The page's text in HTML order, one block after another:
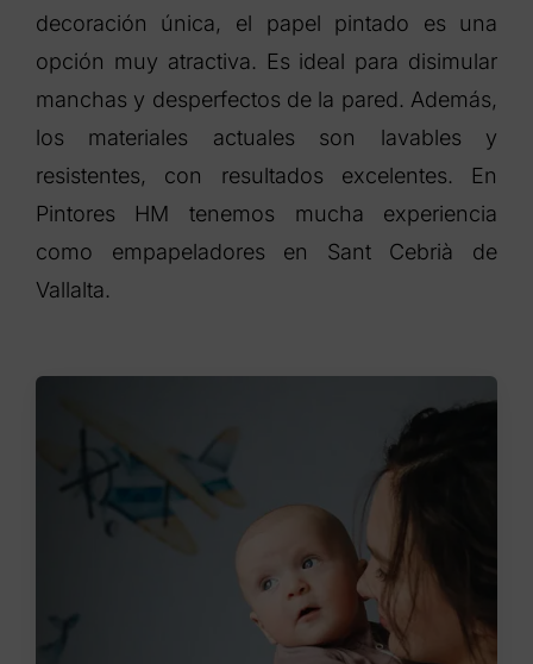
decoración única, el papel pintado es una
opción muy atractiva. Es ideal para disimular
manchas y desperfectos de la pared. Además,
los materiales actuales son lavables y
resistentes, con resultados excelentes. En
Pintores HM tenemos mucha experiencia
como empapeladores en Sant Cebrià de
Vallalta.